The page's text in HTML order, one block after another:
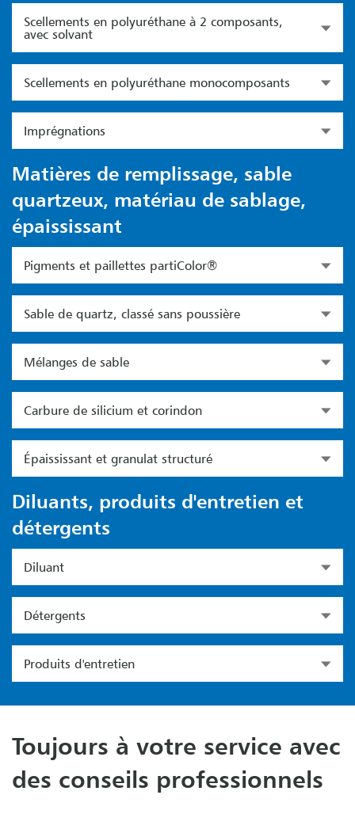
Scellements en polyuréthane à 2 composants,
avec solvant
Scellements en polyuréthane monocomposants
Imprégnations
Matières de remplissage, sable
quartzeux, matériau de sablage,
épaississant
Pigments et paillettes partiColor®
Sable de quartz, classé sans poussière
Mélanges de sable
Carbure de silicium et corindon
Épaississant et granulat structuré
Diluants, produits d'entretien et
détergents
Diluant
Détergents
Produits d'entretien
Toujours à votre service avec
des conseils professionnels